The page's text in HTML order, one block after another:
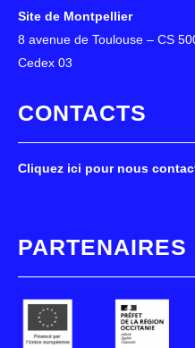
Site de Montpellier
8 avenue de Toulouse – CS
Cedex 03
CONTACTS
Cliquez ici pour nous
PARTENAIRES